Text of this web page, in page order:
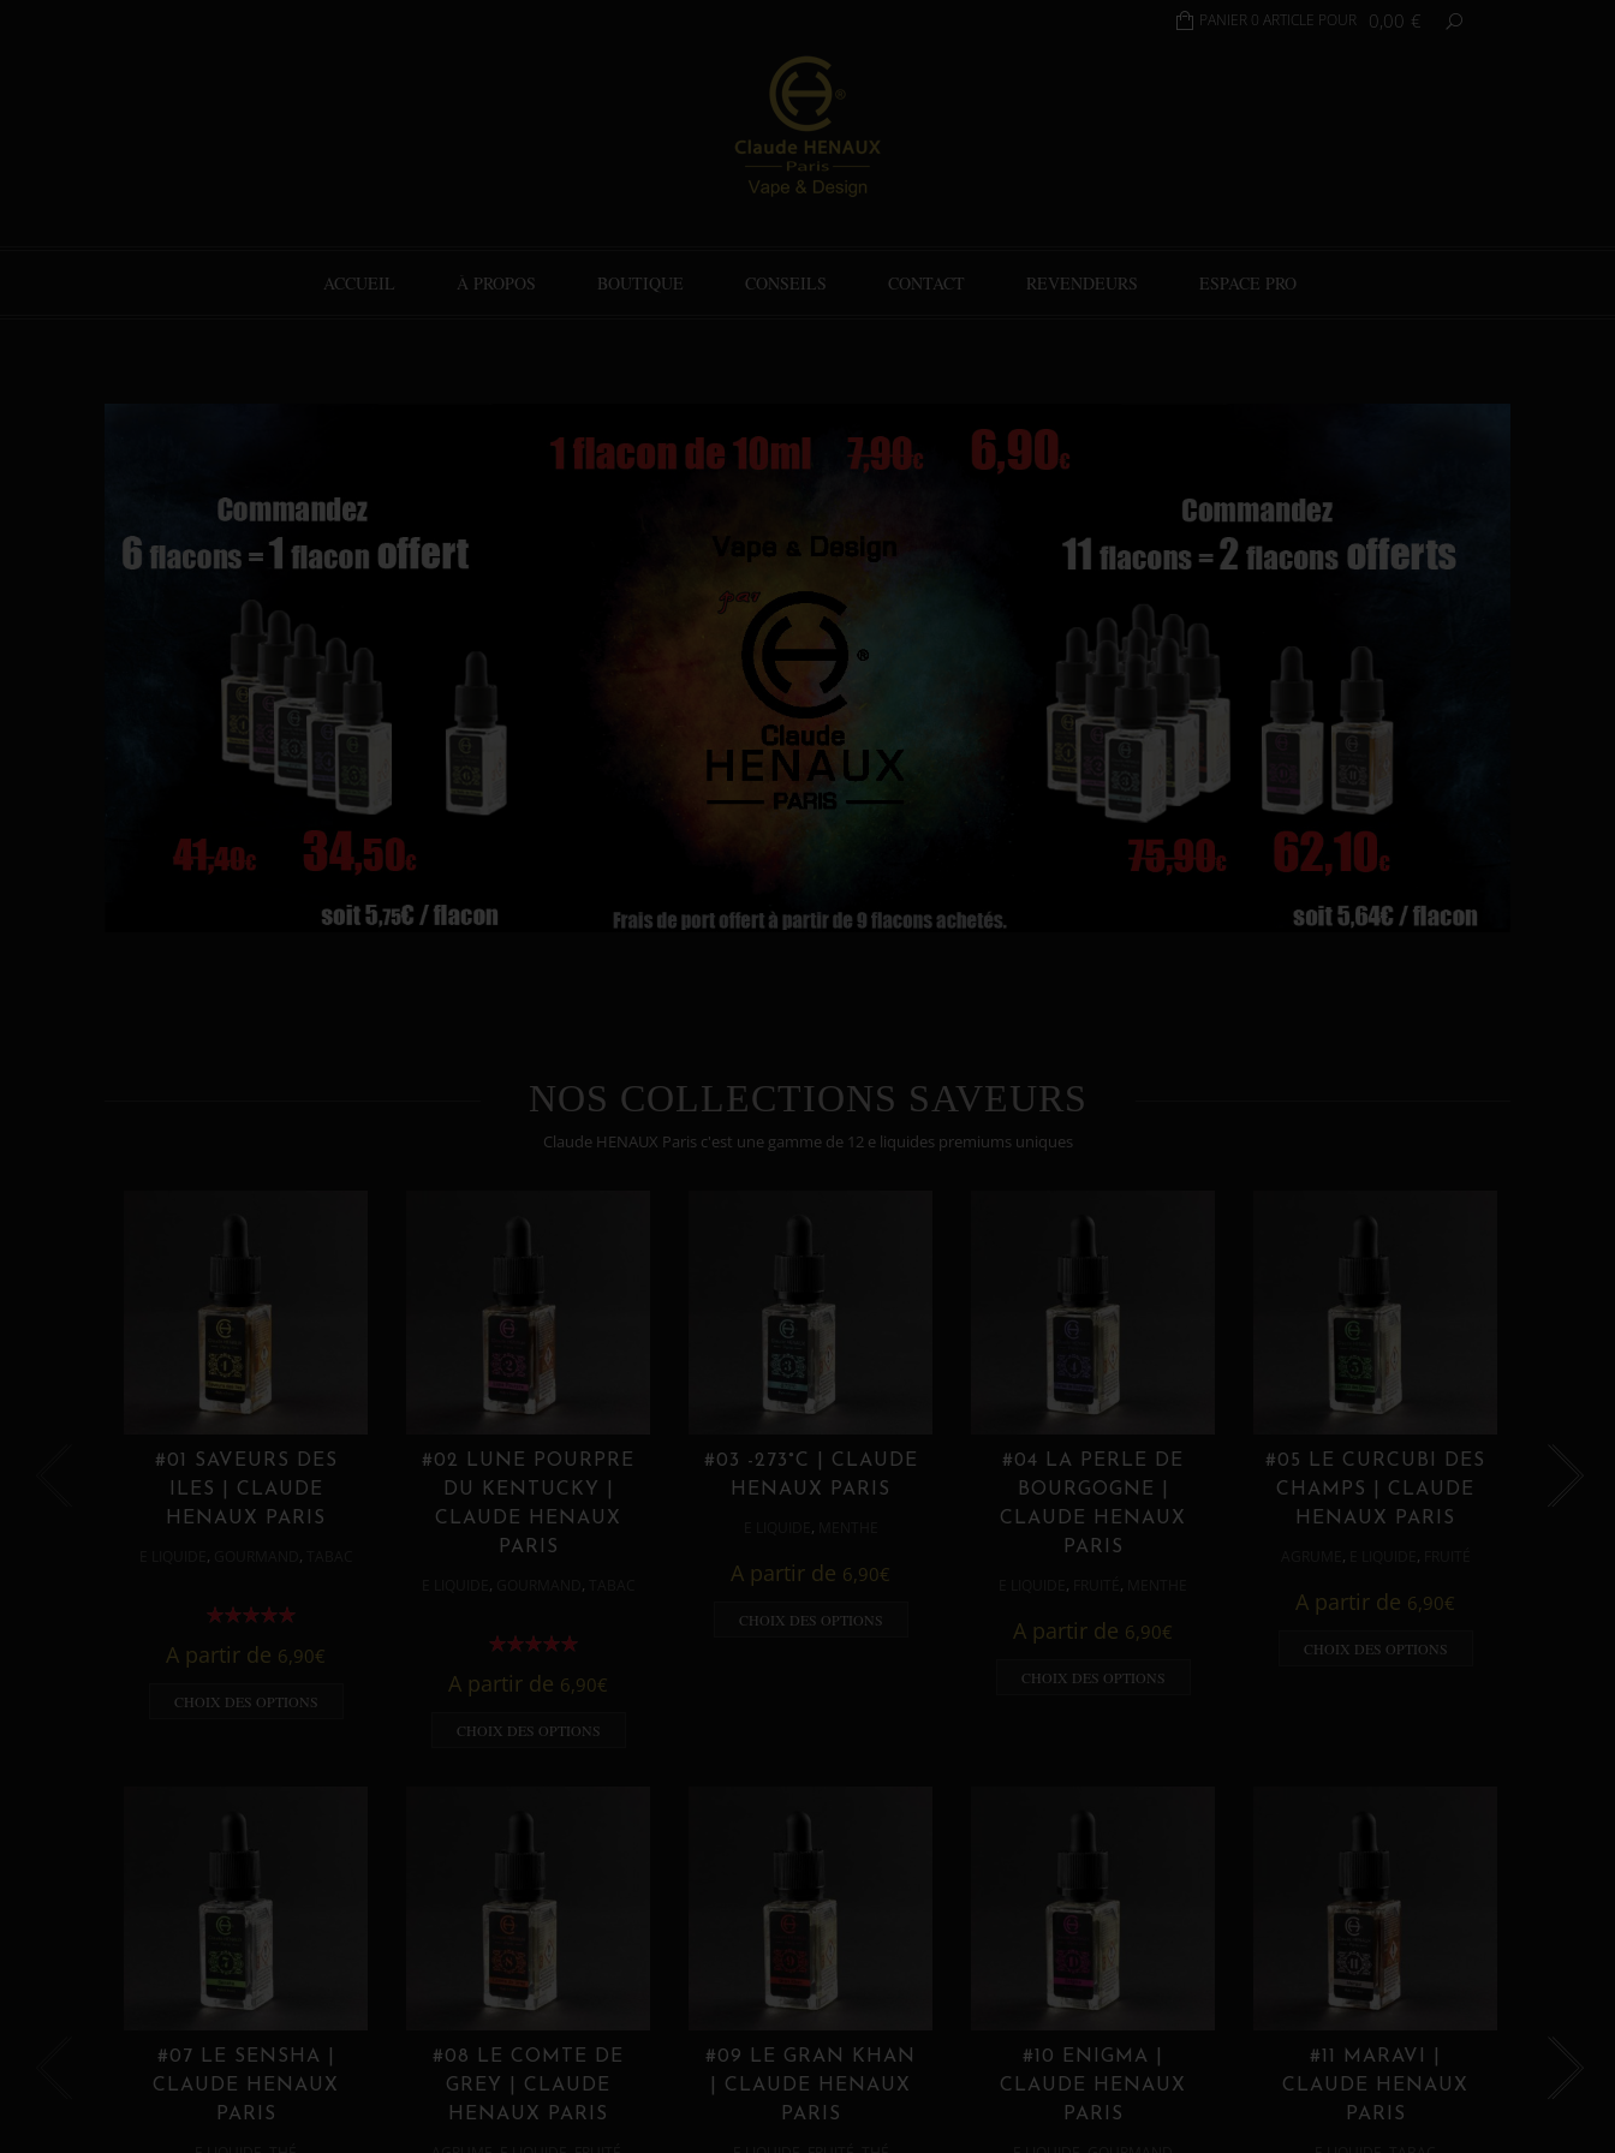
PANIER 0 ARTICLE POUR 0,00 €
ACCUEIL À PROPOS BOUTIQUE CONSEILS CONTACT REVENDEURS ESPACE PRO
NOS COLLECTIONS SAVEURS
Claude HENAUX Paris c'est une gamme de 12 e liquides premiums uniques
#01 SAVEURS DES
ILES | CLAUDE
HENAUX PARIS
, ,
A partir de 6,90€
CHOIX DES OPTIONS
#02 LUNE POURPRE
DU KENTUCKY |
CLAUDE HENAUX
PARIS
, ,
A partir de 6,90€
CHOIX DES OPTIONS
#03 -273°C | CLAUDE
HENAUX PARIS
,
A partir de 6,90€
CHOIX DES OPTIONS
#04 LA PERLE DE
BOURGOGNE |
CLAUDE HENAUX
PARIS
, ,
A partir de 6,90€
CHOIX DES OPTIONS
#05 LE CURCUBI DES
CHAMPS | CLAUDE
HENAUX PARIS
, ,
A partir de 6,90€
CHOIX DES OPTIONS
#07 LE SENSHA |
CLAUDE HENAUX
PARIS
#08 LE COMTE DE
GREY | CLAUDE
HENAUX PARIS
#09 LE GRAN KHAN
| CLAUDE HENAUX
PARIS
#10 ENIGMA |
CLAUDE HENAUX
PARIS
#11 MARAVI |
CLAUDE HENAUX
PARIS